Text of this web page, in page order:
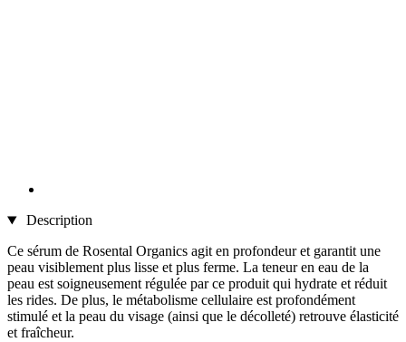
Description
Ce sérum de Rosental Organics agit en profondeur et garantit une
peau visiblement plus lisse et plus ferme. La teneur en eau de la
peau est soigneusement régulée par ce produit qui hydrate et réduit
les rides. De plus, le métabolisme cellulaire est profondément
stimulé et la peau du visage (ainsi que le décolleté) retrouve élasticité
et fraîcheur.